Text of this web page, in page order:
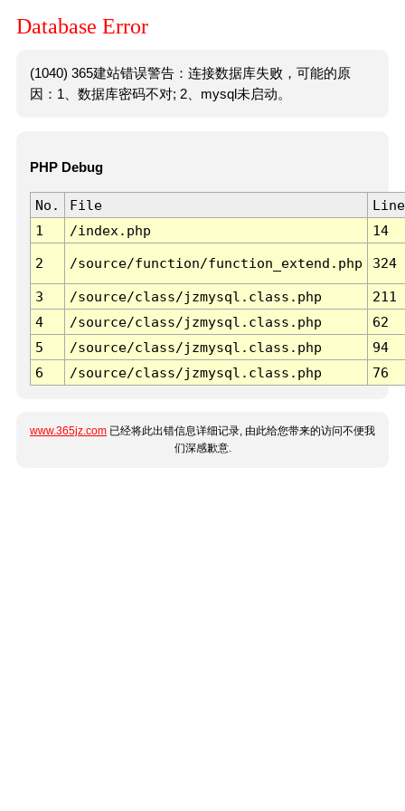
Database Error
(1040) 365建站错误警告：连接数据库失败，可能的原
因：1、数据库密码不对; 2、mysql未启动。
PHP Debug
No. File
Line
1
/index.php 14
2 /source/function/function_extend.php 324
3 /source/class/jzmysql.class.php
211
4
/source/class/jzmysql.class.php
62
5
/source/class/jzmysql.class.php
94
6
/source/class/jzmysql.class.php 76
www.365jz.com 已经将此出错信息详细记录, 由此给您带来的访问不便我
们深感歉意.